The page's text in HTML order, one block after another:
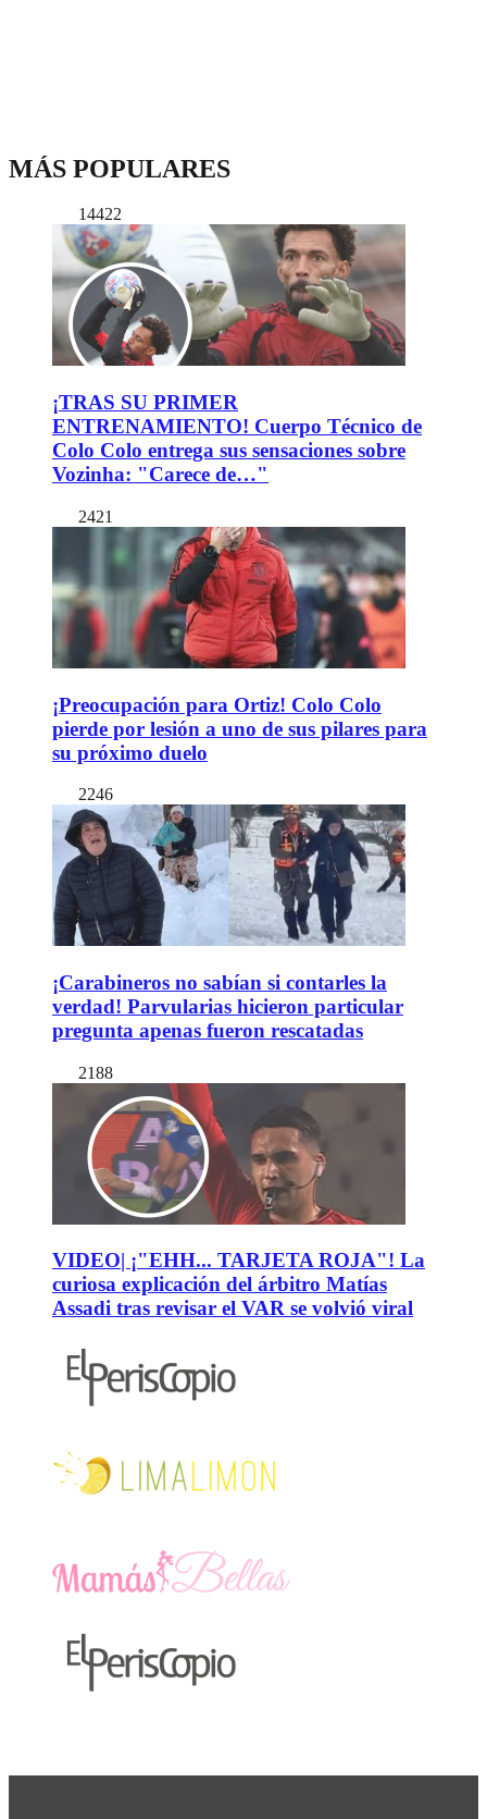
MÁS POPULARES
14422
¡TRAS SU PRIMER
ENTRENAMIENTO! Cuerpo Técnico de
Colo Colo entrega sus sensaciones sobre
Vozinha: "Carece de…"
2421
¡Preocupación para Ortiz! Colo Colo
pierde por lesión a uno de sus pilares para
su próximo duelo
2246
¡Carabineros no sabían si contarles la
verdad! Parvularias hicieron particular
pregunta apenas fueron rescatadas
2188
VIDEO| ¡"EHH... TARJETA ROJA"! La
curiosa explicación del árbitro Matías
Assadi tras revisar el VAR se volvió viral